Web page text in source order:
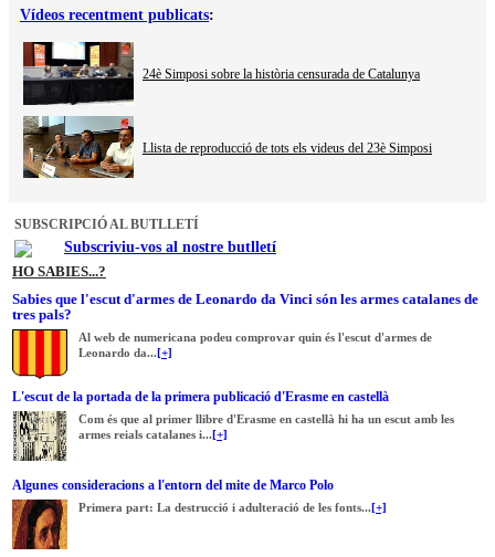
Vídeos recentment publicats:
24è Simposi sobre la història censurada de Catalunya
Llista de reproducció de tots els videus del 23è Simposi
SUBSCRIPCIÓ AL BUTLLETÍ
Subscriviu-vos al nostre butlletí
HO SABIES...?
Sabies que l'escut d'armes de Leonardo da Vinci són les armes catalanes de
tres pals?
Al web de numericana podeu comprovar quin és l'escut d'armes de
Leonardo da... [+]
L'escut de la portada de la primera publicació d'Erasme en castellà
Com és que al primer llibre d'Erasme en castellà hi ha un escut amb les
armes reials catalanes i... [+]
Algunes consideracions a l'entorn del mite de Marco Polo
Primera part: La destrucció i adulteració de les fonts... [+]